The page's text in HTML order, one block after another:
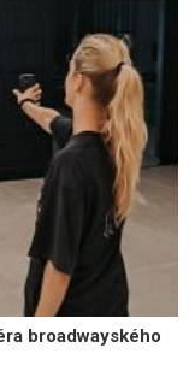
broadwayského